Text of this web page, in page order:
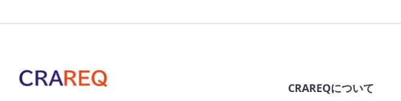
CRAREQについて